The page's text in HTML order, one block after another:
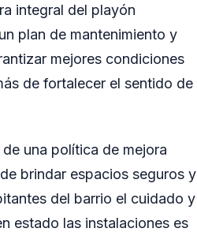
integral del playón
plan de mantenimiento y
mejores condiciones
de fortalecer el sentido de
una política de mejora
brindar espacios seguros y
del barrio el cuidado y
estado las instalaciones es